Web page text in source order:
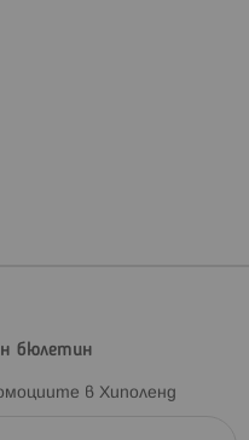
бюлетин
в Хиполенд